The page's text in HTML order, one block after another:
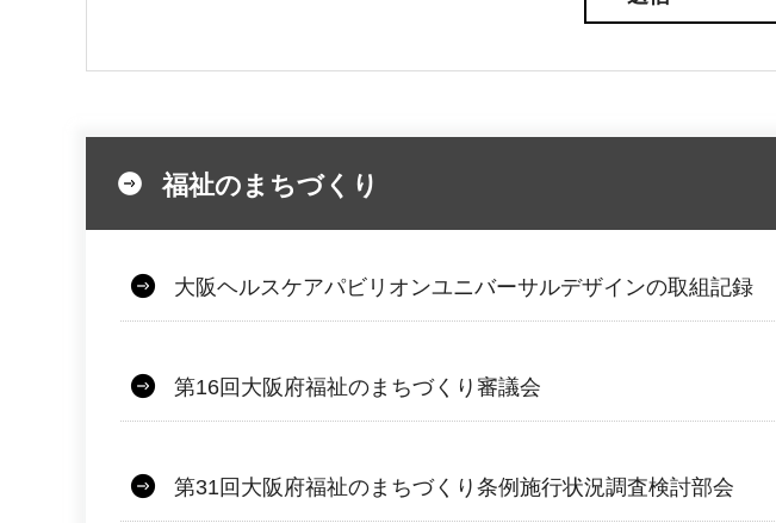
福祉のまちづくり
大阪ヘルスケアパビリオンユニバーサルデザインの取組記録
第16回大阪府福祉のまちづくり審議会
第31回大阪府福祉のまちづくり条例施行状況調査検討部会